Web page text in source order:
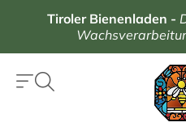
Tiroler Bienenladen -